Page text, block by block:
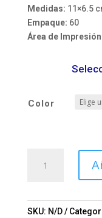
Medidas: 11×6.5
Empaque: 60
Área de
Color
Izium.
TH-
SKU: N/D